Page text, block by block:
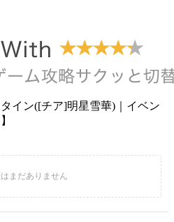
イン([チア]明星雪華)｜イベン